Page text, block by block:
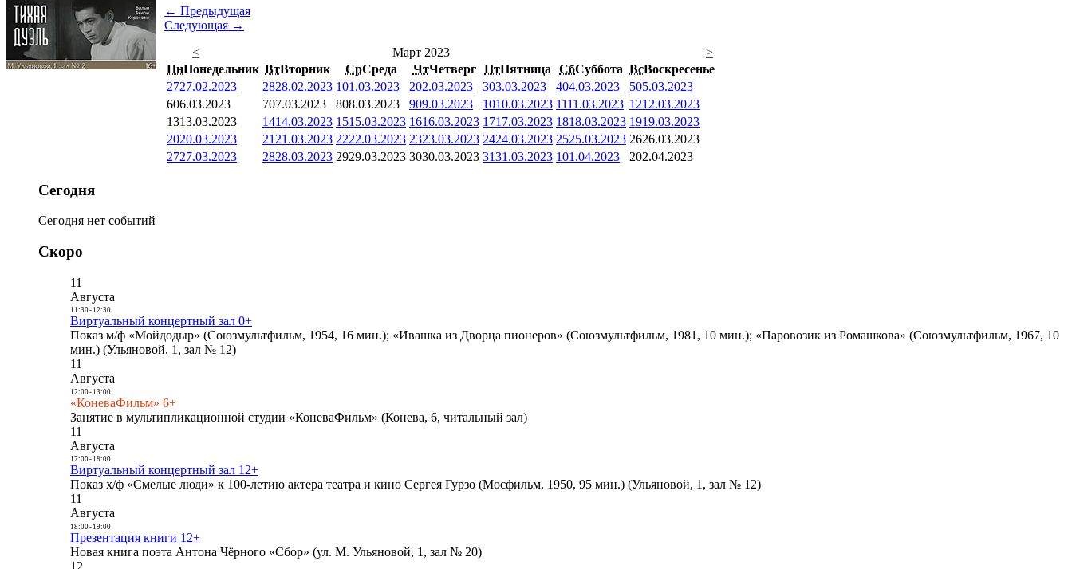
← Предыдущая
Следующая →
<
Март 2023
>
ПнПонедельник ВтВторник СрСреда ЧтЧетверг ПтПятница СбСуббота ВсВоскресенье
2727.02.2023 2828.02.2023 101.03.2023 202.03.2023 303.03.2023 404.03.2023 505.03.2023
606.03.2023 707.03.2023 808.03.2023 909.03.2023 1010.03.2023 1111.03.2023 1212.03.2023
1313.03.2023 1414.03.2023 1515.03.2023 1616.03.2023 1717.03.2023 1818.03.2023 1919.03.2023
2020.03.2023 21 21.03.2023 2222.03.2023 2323.03.2023 2424.03.2023 2525.03.2023 2626.03.2023
2727.03.2023 2828.03.2023 2929.03.2023 3030.03.2023 3131.03.2023 101.04.2023 202.04.2023
Сегодня
Сегодня нет событий
Скоро
11
Августа
11:30- 12:30
Виртуальный концертный зал 0+
Показ м/ф «Мойдодыр» (Союзмультфильм, 1954, 16 мин.); «Ивашка из Дворца пионеров» (Союзмультфильм, 1981, 10 мин.); «Паровозик из Ромашкова» (Союзмультфильм, 1967, 10
мин.) (Ульяновой, 1, зал № 12)
11
Августа
12:00- 13:00
«КоневаФильм» 6+
Занятие в мультипликационной студии «КоневаФильм» (Конева, 6, читальный зал)
11
Августа
17:00- 18:00
Виртуальный концертный зал 12+
Показ х/ф «Смелые люди» к 100-летию актера театра и кино Сергея Гурзо (Мосфильм, 1950, 95 мин.) (Ульяновой, 1, зал № 12)
11
Августа
18:00- 19:00
Презентация книги 12+
Новая книга поэта Антона Чёрного «Сбор» (ул. М. Ульяновой, 1, зал № 20)
12